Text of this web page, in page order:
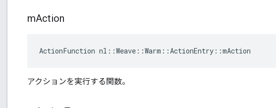
mAction
ActionFunction nl::Weave::Warm::ActionEntry::mAction
アクションを実行する関数。